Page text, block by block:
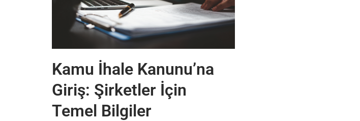
Kamu İhale Kanunu’na
Giriş: Şirketler İçin
Temel Bilgiler